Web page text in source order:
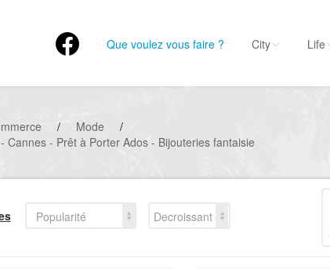
Que voulez vous faire ? City Life
/ Mode
/
- Prêt à Porter Ados - Bijouteries fantaisie
Popularité
Decroissant